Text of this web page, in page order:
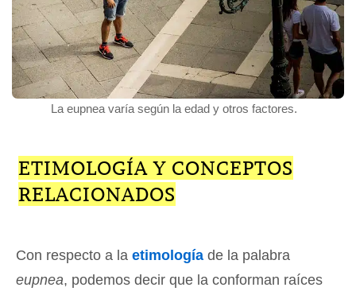
La eupnea varía según la edad y otros factores.
ETIMOLOGÍA Y CONCEPTOS
RELACIONADOS
Con respecto a la etimología de la palabra
eupnea, podemos decir que la conforman raíces